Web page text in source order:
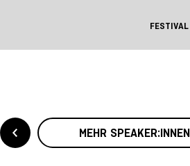
FESTIVAL
MEHR SPEAKER:INNEN